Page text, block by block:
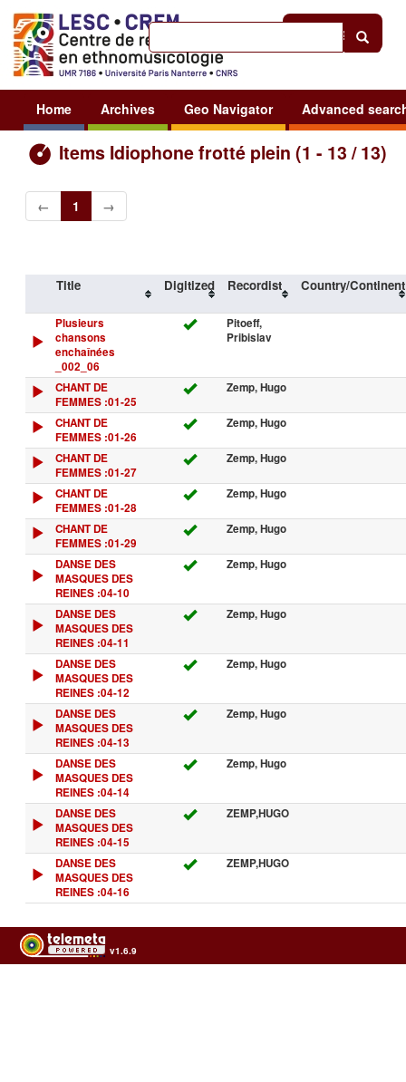
Sign in
Home Archives Geo Navigator Advanced
Items Idiophone frotté plein (1 - 13 / 13)
← 1 →
Title Digitized Recordist Country/Continent
Plusieurs
chansons
enchaînées
_002_06
Pitoeff,
Pribislav
CHANT DE
FEMMES :01-25
Zemp, Hugo
CHANT DE
FEMMES :01-26
Zemp, Hugo
CHANT DE
FEMMES :01-27
Zemp, Hugo
CHANT DE
FEMMES :01-28
Zemp, Hugo
CHANT DE
FEMMES :01-29
Zemp, Hugo
DANSE DES
MASQUES DES
REINES :04-10
Zemp, Hugo
DANSE DES
MASQUES DES
REINES :04-11
Zemp, Hugo
DANSE DES
MASQUES DES
REINES :04-12
Zemp, Hugo
DANSE DES
MASQUES DES
REINES :04-13
Zemp, Hugo
DANSE DES
MASQUES DES
REINES :04-14
Zemp, Hugo
DANSE DES
MASQUES DES
REINES :04-15
ZEMP,HUGO
DANSE DES
MASQUES DES
REINES :04-16
ZEMP,HUGO
v1.6.9